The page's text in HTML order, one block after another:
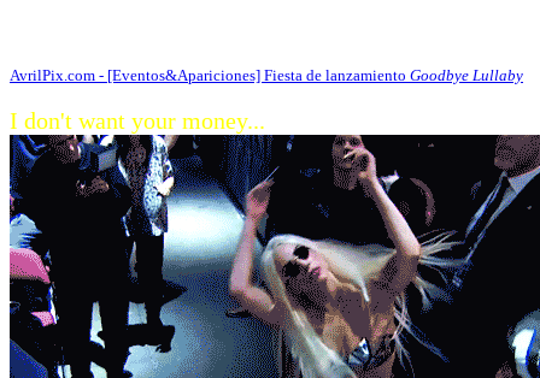
AvrilPix.com - [Eventos&Apariciones] Fiesta de lanzamiento Goodbye Lullaby
I don't want your money...